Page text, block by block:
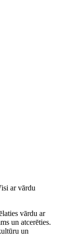
ar vārdu
vārdu ar
un atcerēties.
un